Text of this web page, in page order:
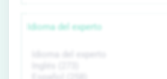
Idioma del experto